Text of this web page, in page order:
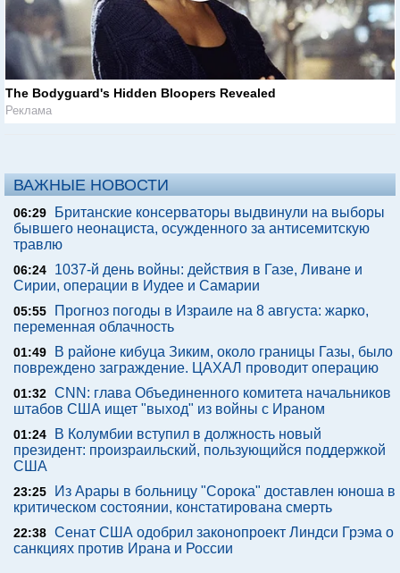
The Bodyguard's Hidden Bloopers Revealed
Реклама
ВАЖНЫЕ НОВОСТИ
06:29
Британские консерваторы выдвинули на выборы
бывшего неонациста, осужденного за антисемитскую
травлю
06:24
1037-й день войны: действия в Газе, Ливане и
Сирии, операции в Иудее и Самарии
05:55
Прогноз погоды в Израиле на 8 августа: жарко,
переменная облачность
01:49
В районе кибуца Зиким, около границы Газы, было
повреждено заграждение. ЦАХАЛ проводит операцию
01:32 CNN: глава Объединенного комитета начальников
штабов США ищет "выход" из войны с Ираном
01:24
В Колумбии вступил в должность новый
президент: произраильский, пользующийся поддержкой
США
23:25
Из Арары в больницу "Сорока" доставлен юноша в
критическом состоянии, констатирована смерть
22:38 Сенат США одобрил законопроект Линдси Грэма о
санкциях против Ирана и России